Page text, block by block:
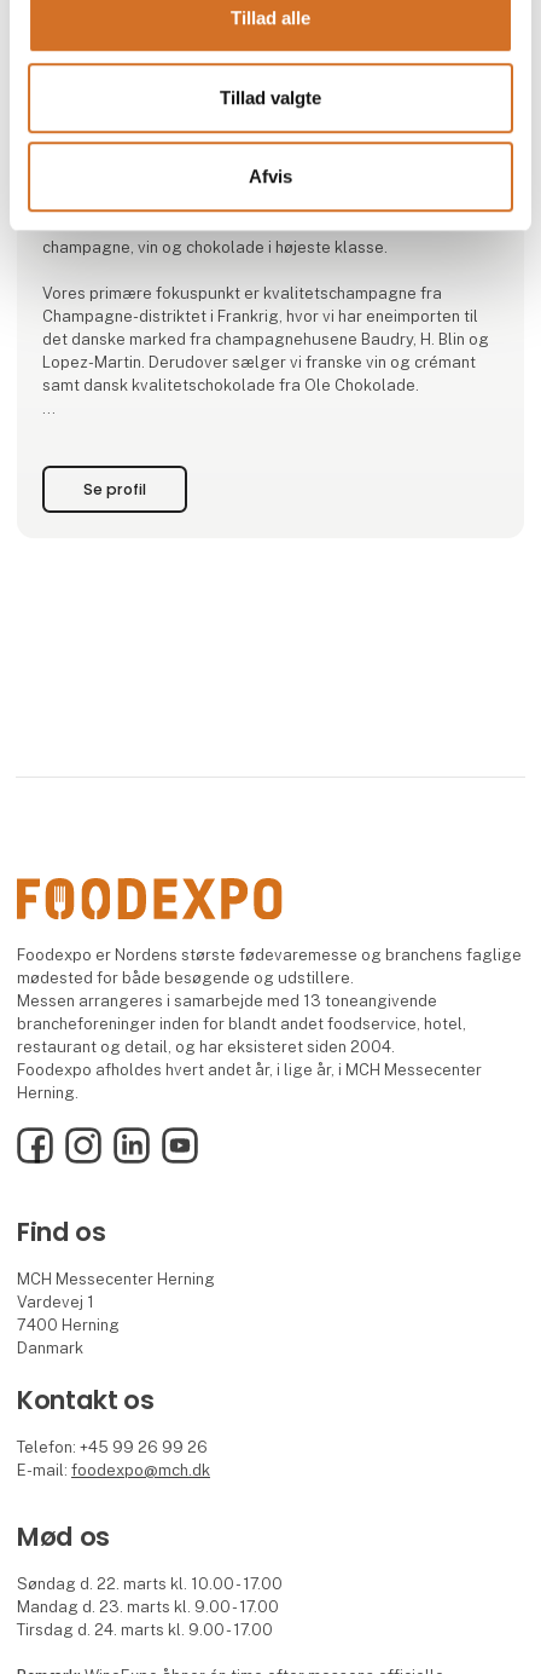
Tillad alle
Tillad valgte
Afvis
Produktet er tilføjet af:
champagne, vin og chokolade i højeste klasse.
Vores primære fokuspunkt er kvalitetschampagne fra
Champagne-distriktet i Frankrig, hvor vi har eneimporten til
det danske marked fra champagnehusene Baudry, H. Blin og
Lopez-Martin. Derudover sælger vi franske vin og crémant
samt dansk kvalitetschokolade fra Ole Chokolade.
Se profil
Foodexpo er Nordens største fødevaremesse og branchens faglige
mødested for både besøgende og udstillere.
Messen arrangeres i samarbejde med 13 toneangivende
brancheforeninger inden for blandt andet foodservice, hotel,
restaurant og detail, og har eksisteret siden 2004.
Foodexpo afholdes hvert andet år, i lige år, i MCH Messecenter
Herning.
FacebookInstagramLinkedInYouTube
Find os
MCH Messecenter Herning
Vardevej 1
7400 Herning
Danmark
Kontakt os
Telefon: +45 99 26 99 26
E-mail:foodexpo@mch.dk
Mød os
Søndag d. 22. marts kl. 10.00 - 17.00
Mandag d. 23. marts kl. 9.00 - 17.00
Tirsdag d. 24. marts kl. 9.00 - 17.00